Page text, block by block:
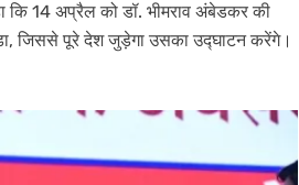
कि 14 अप्रैल को डॉ. भीमराव अंबेडकर की
जिससे पूरे देश जुड़ेगा उसका उद्घाटन करेंगे।